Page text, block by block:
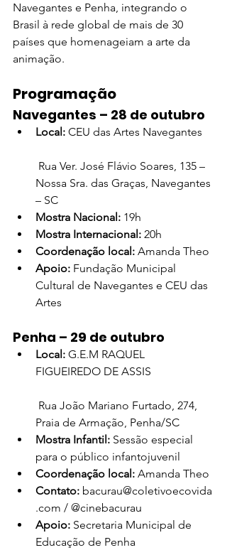
Navegantes e Penha, integrando o
Brasil à rede global de mais de 30
países que homenageiam a arte da
animação.
Programação
Navegantes – 28 de outubro
Local: CEU das Artes Navegantes
Nossa Sra. das Graças, Navegantes
– SC
Mostra Nacional: 19h
Mostra Internacional: 20h
Coordenação local: Amanda Theo
Apoio: Fundação Municipal
Cultural de Navegantes e CEU das
Artes
Penha – 29 de outubro
Local: G.E.M RAQUEL
FIGUEIREDO DE ASSIS
Praia de Armação, Penha/SC
Mostra Infantil: Sessão especial
para o público infantojuvenil
Coordenação local: Amanda Theo
Contato: bacurau@coletivoecovida
.com / @cinebacurau
Apoio: Secretaria Municipal de
Educação de Penha